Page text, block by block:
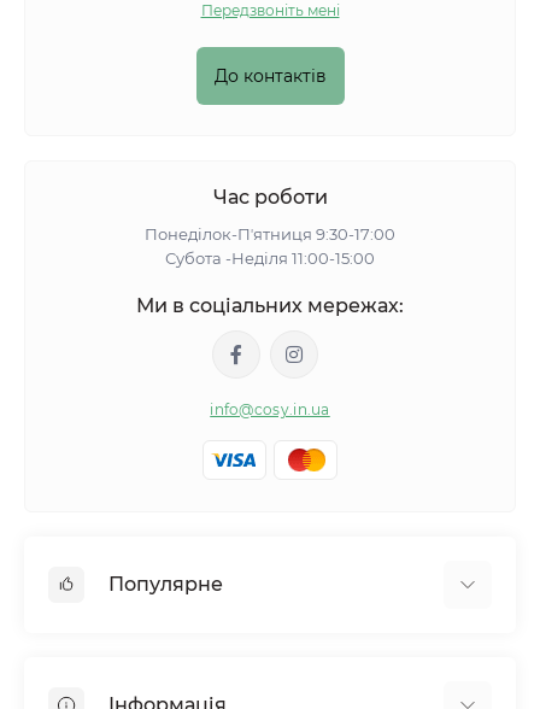
Передзвоніть мені
До контактів
Час роботи
Понеділок-Пʼятниця 9:30-17:00
Субота -Неділя 11:00-15:00
Ми в соціальних мережах:
info@cosy.in.ua
Популярне